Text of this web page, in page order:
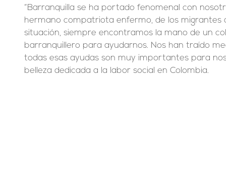
“Barranquilla se ha portado fenomenal con
hermano compatriota enfermo, de los
situación, siempre encontramos la mano de un
barranquillero para ayudarnos. Nos han traído
todas esas ayudas son muy importantes para
belleza dedicada a la labor social en Colombia.